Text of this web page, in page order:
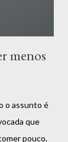
menos
o assunto é
que
pouco,